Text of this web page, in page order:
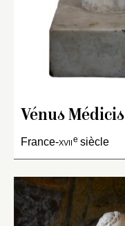
Vénus Médicis
France-xviie siècle